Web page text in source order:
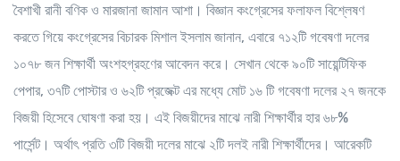
বৈশাখী রানী বণিক ও মারজানা জামান আশা। বিজ্ঞান কংগ্রেসের ফলাফল বিশ্লেষণ
করতে গিয়ে কংগ্রেসের বিচারক মিশাল ইসলাম জানান, এবারে ৭১২টি গবেষণা দলের
১০৭৮ জন শিক্ষার্থী অংশহগ্রহণের আবেদন করে। সেখান থেকে ৯০টি সায়েন্টিফিক
পেপার, ৩৭টি পোস্টার ও ৬২টি প্রজেক্ট এর মধ্যে মোট ১৬ টি গবেষণা দলের ২৭ জনকে
বিজয়ী হিসেবে ঘোষণা করা হয়। এই বিজয়ীদের মাঝে নারী শিক্ষার্থীর হার ৬৮%
পার্সেন্ট। অর্থাৎ প্রতি ৩টি বিজয়ী দলের মাঝে ২টি দলই নারী শিক্ষার্থীদের। আরেকটি